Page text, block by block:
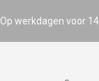
Op werkdagen voor